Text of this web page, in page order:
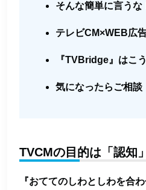
そんな簡単に言うな
テレビCM×WEB広
『TVBridge』はこ
気になったらご相談
TVCMの目的は「認知」
『おててのしわとしわを合